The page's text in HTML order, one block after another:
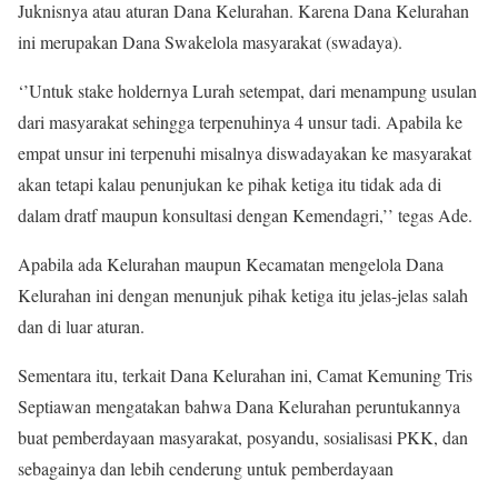
Juknisnya atau aturan Dana Kelurahan. Karena Dana Kelurahan
ini merupakan Dana Swakelola masyarakat (swadaya).
‘’Untuk stake holdernya Lurah setempat, dari menampung usulan
dari masyarakat sehingga terpenuhinya 4 unsur tadi. Apabila ke
empat unsur ini terpenuhi misalnya diswadayakan ke masyarakat
akan tetapi kalau penunjukan ke pihak ketiga itu tidak ada di
dalam dratf maupun konsultasi dengan Kemendagri,’’ tegas Ade.
Apabila ada Kelurahan maupun Kecamatan mengelola Dana
Kelurahan ini dengan menunjuk pihak ketiga itu jelas-jelas salah
dan di luar aturan.
Sementara itu, terkait Dana Kelurahan ini, Camat Kemuning Tris
Septiawan mengatakan bahwa Dana Kelurahan peruntukannya
buat pemberdayaan masyarakat, posyandu, sosialisasi PKK, dan
sebagainya dan lebih cenderung untuk pemberdayaan